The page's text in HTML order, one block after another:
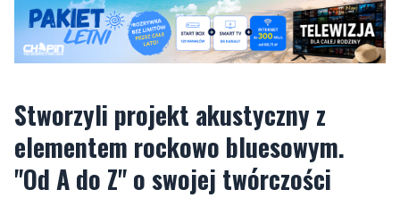
Stworzyli projekt akustyczny z
elementem rockowo bluesowym.
"Od A do Z" o swojej twórczości